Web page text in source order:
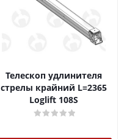
Телескоп удлинителя
стрелы крайний L=2365
Loglift 108S